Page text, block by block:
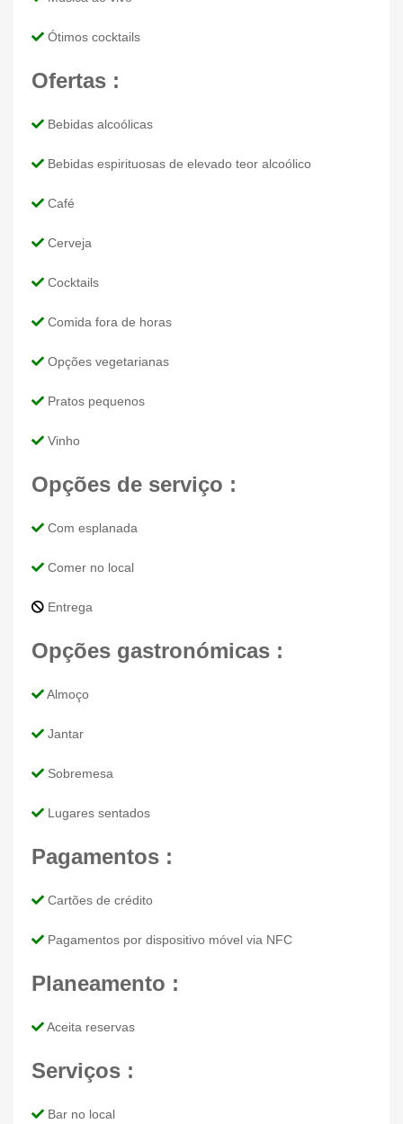
Ótimos cocktails
Ofertas :
Bebidas alcoólicas
Bebidas espirituosas de elevado teor alcoólico
Café
Cerveja
Cocktails
Comida fora de horas
Opções vegetarianas
Pratos pequenos
Vinho
Opções de serviço :
Com esplanada
Comer no local
Entrega
Opções gastronómicas :
Almoço
Jantar
Sobremesa
Lugares sentados
Pagamentos :
Cartões de crédito
Pagamentos por dispositivo móvel via NFC
Planeamento :
Aceita reservas
Serviços :
Bar no local